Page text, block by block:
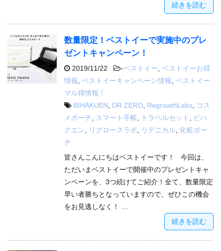
続きを読む
数量限定！ベストイーで実施中のプレ
ゼントキャンペーン！
2019/11/22 -ベストイー ベストイーお得
情報 ベストイーキャンペーン情報 ベストイー
マル得情報！
BIHAKUEN
DR ZERO RegrowthLabs
コス
メポーチ
スマート手帳 トラベルセット
ビハ
クエン
リグロースラボ リデニカル 化粧ポー
チ
皆さんこんにちはベストイーです！ 今回は、
ただいまベストイーで開催中のプレゼントキャ
ンペーンを、3つ続けてご紹介！全て、数量限定
早い者勝ちとなっていますので、ぜひこの機会
をお見逃しなく！ …
続きを読む